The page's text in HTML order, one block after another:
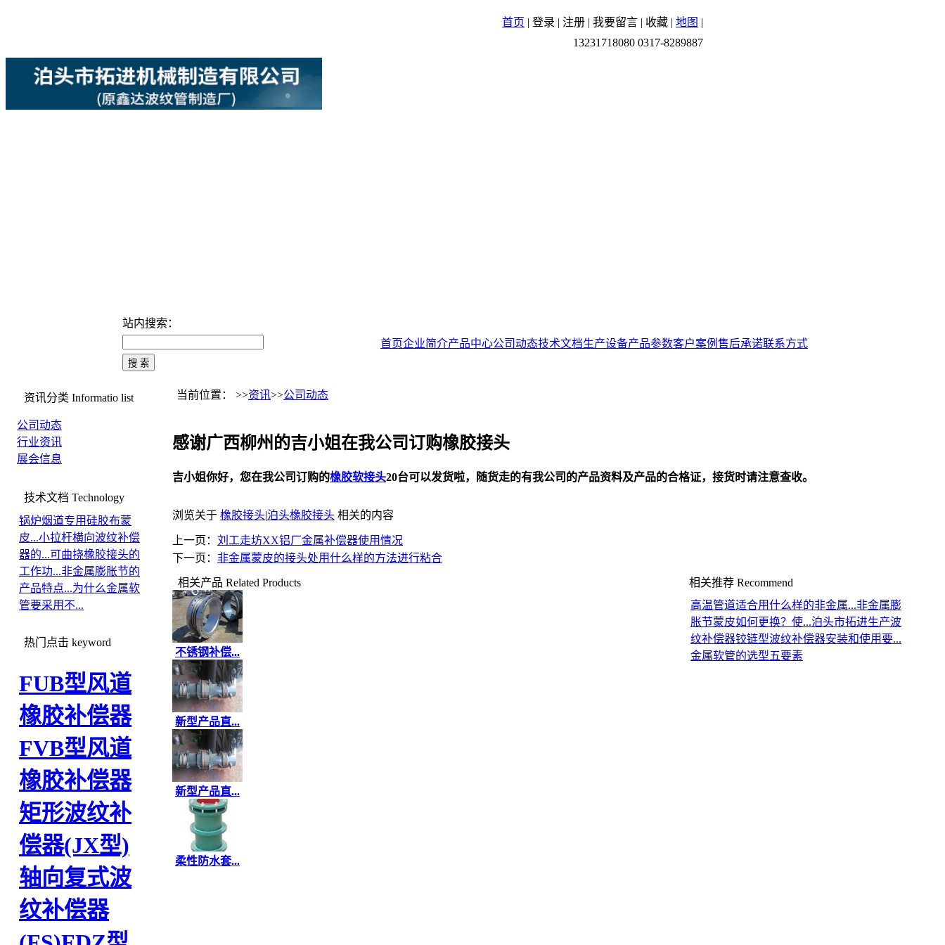
首页 | 登录 | 注册 | 我要留言 | 收藏 | 地图 |
13231718080 0317-8289887
站内搜索：
首页企业简介产品中心公司动态技术文档生产设备产品参数客户案例 售后承诺联系方式
资讯分类 Informatio list
公司动态
行业资讯
展会信息
技术文档 Technology
锅炉烟道专用硅胶布蒙
皮...小拉杆横向波纹补偿
器的...可曲挠橡胶接头的
工作功...非金属膨胀节的
产品特点...为什么金属软
管要采用不...
热门点击 keyword
FUB型风道
橡胶补偿器
FVB型风道
橡胶补偿器
矩形波纹补
偿器(JX型)
轴向复式波
纹补偿器
当前位置： >>资讯>>公司动态
感谢广西柳州的吉小姐在我公司订购橡胶接头
吉小姐你好，您在我公司订购的橡胶软接头20台可以发货啦，随货走的有我公司的产品资料及产品的合格证，接货时请注意查收。
浏览关于 橡胶接头|泊头橡胶接头 相关的内容
上一页： 刘工走坊XX铝厂金属补偿器使用情况
下一页： 非金属蒙皮的接头处用什么样的方法进行粘合
相关产品 Related Products
不锈钢补偿...
新型产品直...
新型产品直...
柔性防水套...
相关推荐 Recommend
高温管道适合用什么样的非金属...非金属膨
胀节蒙皮如何更换？使...泊头市拓进生产波
纹补偿器铰链型波纹补偿器安装和使用要...
金属软管的选型五要素